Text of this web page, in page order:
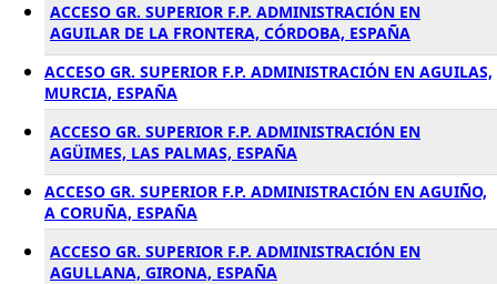
ACCESO GR. SUPERIOR F.P. ADMINISTRACIÓN EN
AGUILAR DE LA FRONTERA, CÓRDOBA, ESPAÑA
ACCESO GR. SUPERIOR F.P. ADMINISTRACIÓN EN AGUILAS,
MURCIA, ESPAÑA
ACCESO GR. SUPERIOR F.P. ADMINISTRACIÓN EN
AGÜIMES, LAS PALMAS, ESPAÑA
ACCESO GR. SUPERIOR F.P. ADMINISTRACIÓN EN AGUIÑO,
A CORUÑA, ESPAÑA
ACCESO GR. SUPERIOR F.P. ADMINISTRACIÓN EN
AGULLANA, GIRONA, ESPAÑA